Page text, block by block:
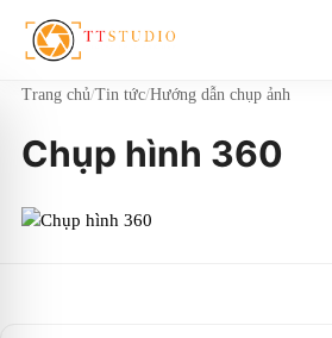
Trang chủ/Tin tức/Hướng dẫn chụp ảnh
Chụp hình 360